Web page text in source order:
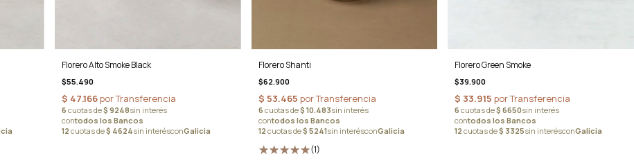
Florero Alto Smoke Black
$55.490
Florero Shanti
$62.900
(1)
Florero Green Smoke
$39.900